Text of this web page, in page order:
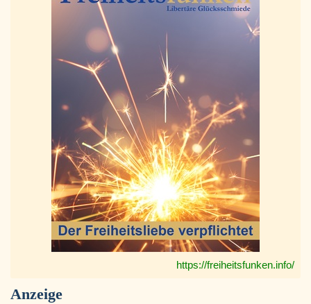
https://freiheitsfunken.info/
Anzeige